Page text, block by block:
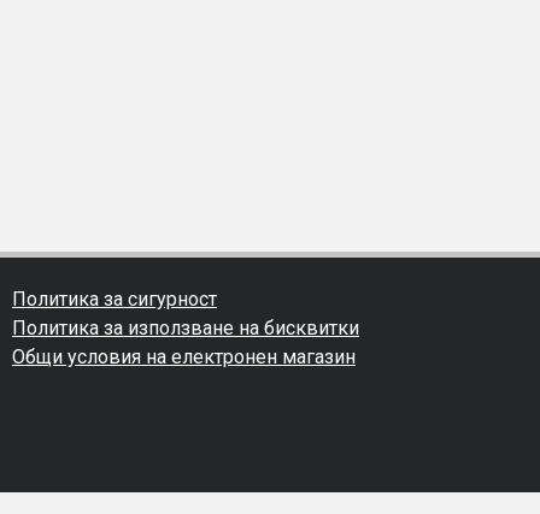
Политика за сигурност
Политика за използване на бисквитки
Общи условия на електронен магазин